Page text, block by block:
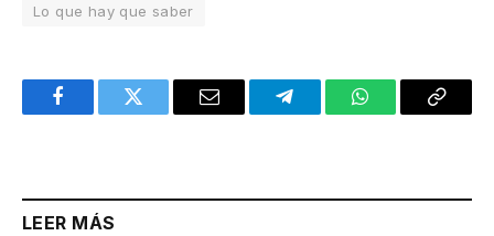
Lo que hay que saber
FacebookTwitter Email TelegramWhatsAppCopy
LEER MÁS